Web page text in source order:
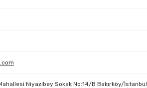
Niyazibey Sokak No:14/B Bakırköy/İstanbul